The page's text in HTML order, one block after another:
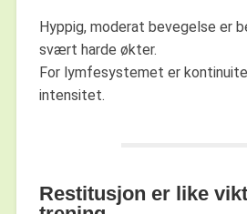
Hyppig, moderat bevegelse er
svært harde økter.
For lymfesystemet er
intensitet.
Restitusjon er like